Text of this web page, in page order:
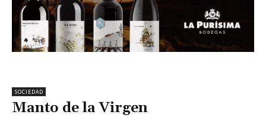
SOCIEDAD
Manto de la Virgen